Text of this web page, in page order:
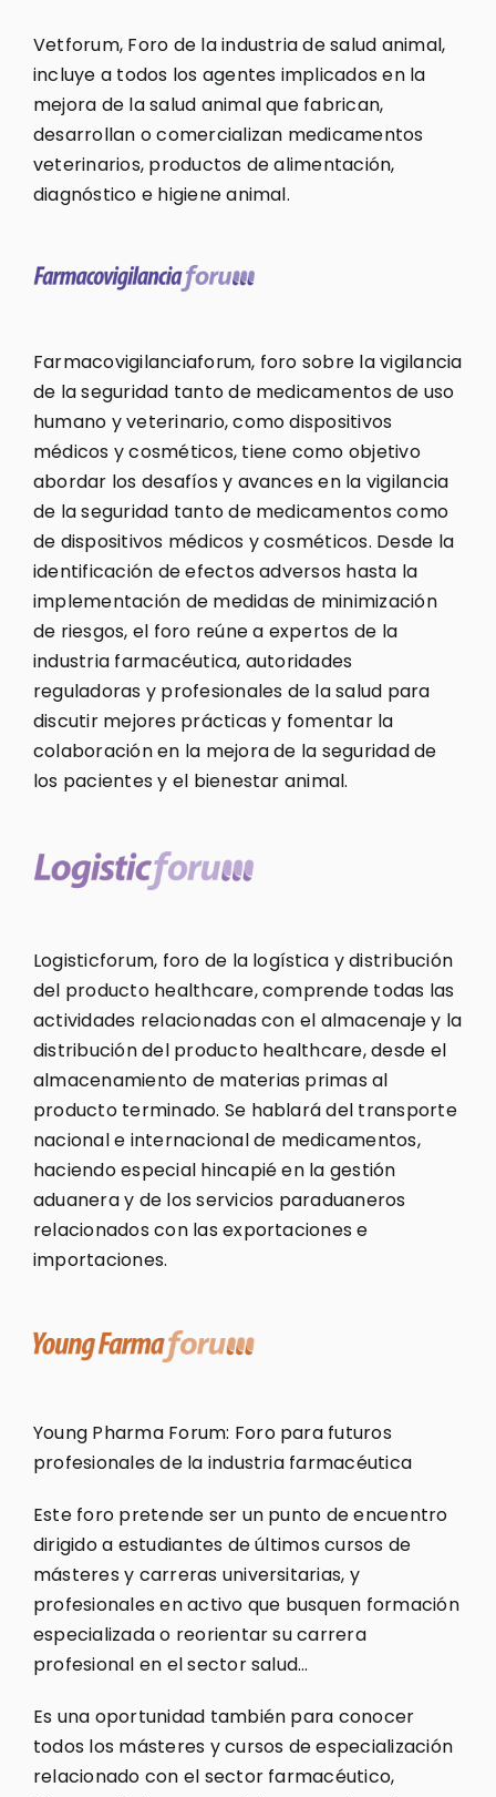
Vetforum, Foro de la industria de salud animal,
incluye a todos los agentes implicados en la
mejora de la salud animal que fabrican,
desarrollan o comercializan medicamentos
veterinarios, productos de alimentación,
diagnóstico e higiene animal.
Farmacovigilanciaforum, foro sobre la vigilancia
de la seguridad tanto de medicamentos de uso
humano y veterinario, como dispositivos
médicos y cosméticos, tiene como objetivo
abordar los desafíos y avances en la vigilancia
de la seguridad tanto de medicamentos como
de dispositivos médicos y cosméticos. Desde la
identificación de efectos adversos hasta la
implementación de medidas de minimización
de riesgos, el foro reúne a expertos de la
industria farmacéutica, autoridades
reguladoras y profesionales de la salud para
discutir mejores prácticas y fomentar la
colaboración en la mejora de la seguridad de
los pacientes y el bienestar animal.
Logisticforum, foro de la logística y distribución
del producto healthcare, comprende todas las
actividades relacionadas con el almacenaje y la
distribución del producto healthcare, desde el
almacenamiento de materias primas al
producto terminado. Se hablará del transporte
nacional e internacional de medicamentos,
haciendo especial hincapié en la gestión
aduanera y de los servicios paraduaneros
relacionados con las exportaciones e
importaciones.
Young Pharma Forum: Foro para futuros
profesionales de la industria farmacéutica
Este foro pretende ser un punto de encuentro
dirigido a estudiantes de últimos cursos de
másteres y carreras universitarias, y
profesionales en activo que busquen formación
especializada o reorientar su carrera
profesional en el sector salud…
Es una oportunidad también para conocer
todos los másteres y cursos de especialización
relacionado con el sector farmacéutico,